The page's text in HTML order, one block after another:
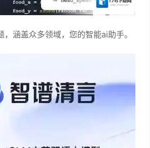
，涵盖众多领域，您的智能ai助手。